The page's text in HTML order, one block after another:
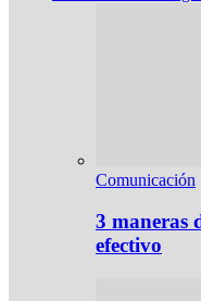
Comunicación
3 maneras
efectivo